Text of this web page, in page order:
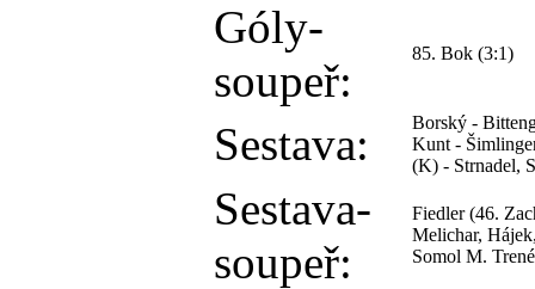
Góly-
soupeř:
85. Bok (3:1)
Sestava:
Borský -
Kunt -
(K) - Strnadel,
Sestava-
soupeř:
Fiedler (46.
Melichar,
Somol M.